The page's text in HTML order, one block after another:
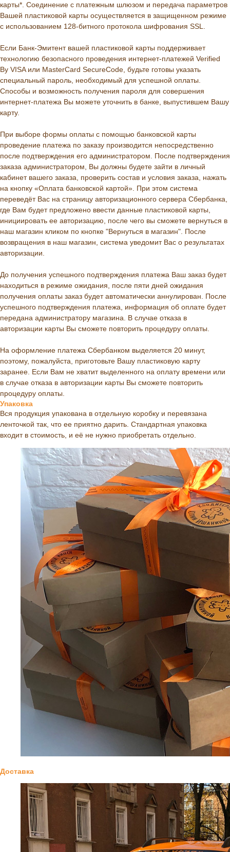
карты*. Соединение с платежным шлюзом и передача параметров
Вашей пластиковой карты осуществляется в защищенном режиме
с использованием 128-битного протокола шифрования SSL.
Если Банк-Эмитент вашей пластиковой карты поддерживает
технологию безопасного проведения интернет-платежей Verified
By VISA или MasterCard SecureCode, будьте готовы указать
специальный пароль, необходимый для успешной оплаты.
Способы и возможность получения пароля для совершения
интернет-платежа Вы можете уточнить в банке, выпустившем Вашу
карту.
При выборе формы оплаты с помощью банковской карты
проведение платежа по заказу производится непосредственно
после подтверждения его администратором. После подтверждения
заказа администратором, Вы должны будете зайти в личный
кабинет вашего заказа, проверить состав и условия заказа, нажать
на кнопку «Оплата банковской картой». При этом система
переведёт Вас на страницу авторизационного сервера Сбербанка,
где Вам будет предложено ввести данные пластиковой карты,
инициировать ее авторизацию, после чего вы сможете вернуться в
наш магазин кликом по кнопке "Вернуться в магазин". После
возвращения в наш магазин, система уведомит Вас о результатах
авторизации.
До получения успешного подтверждения платежа Ваш заказ будет
находиться в режиме ожидания, после пяти дней ожидания
получения оплаты заказ будет автоматически аннулирован. После
успешного подтверждения платежа, информация об оплате будет
передана администратору магазина. В случае отказа в
авторизации карты Вы сможете повторить процедуру оплаты.
На оформление платежа Сбербанком выделяется 20 минут,
поэтому, пожалуйста, приготовьте Вашу пластиковую карту
заранее. Если Вам не хватит выделенного на оплату времени или
в случае отказа в авторизации карты Вы сможете повторить
процедуру оплаты.
Упаковка
Вся продукция упакована в отдельную коробку и перевязана
ленточкой так, что ее приятно дарить. Стандартная упаковка
входит в стоимость, и её не нужно приобретать отдельно.
Доставка